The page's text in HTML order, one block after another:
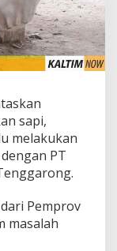
sapi,
melakukan
PT
Pemprov
masalah